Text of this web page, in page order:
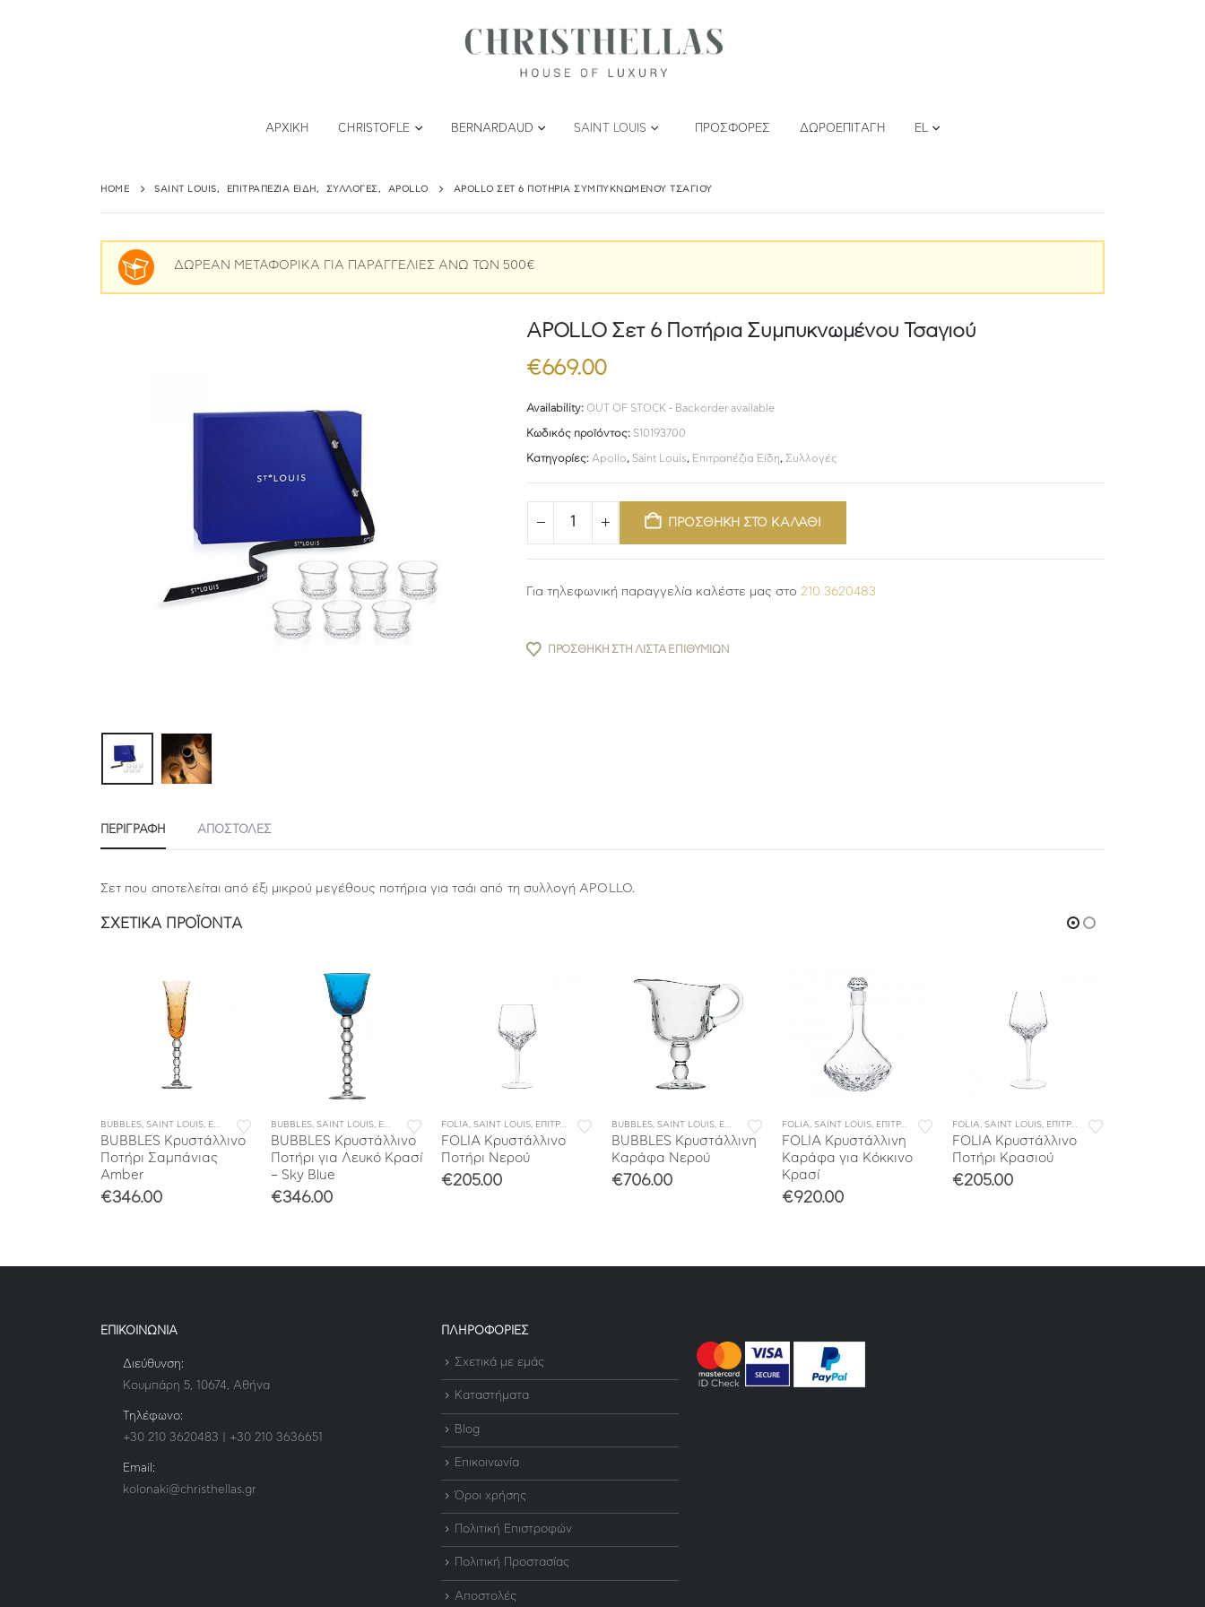
ΑΡΧΙΚΉ CHRISTOFLE BERNARDAUD SAINT LOUIS ΠΡΟΣΦΟΡΈΣ ΔΩΡΟΕΠΙΤΑΓΉ EL
HOME SAINT LOUIS, ΕΠΙΤΡΑΠΈΖΙΑ ΕΊΔΗ , ΣΥΛΛΟΓΈΣ, APOLLO APOLLO ΣΕΤ 6 ΠΟΤΉΡΙΑ ΣΥΜΠΥΚΝΩΜΈΝΟΥ ΤΣΑΓΙΟΎ
ΔΩΡΕΑΝ ΜΕΤΑΦΟΡΙΚΑ ΓΙΑ ΠΑΡΑΓΓΕΛΙΕΣ ΑΝΩ ΤΩΝ 500€
APOLLO Σετ 6 Ποτήρια Συμπυκνωμένου Τσαγιού
€669.00
Availability: OUT OF STOCK - Backorder available
Κωδικός προϊόντος: S10193700
Κατηγορίες: Apollo, Saint Louis, Επιτραπέζια Είδη, Συλλογές
ΠΡΟΣΘΗΚΗ ΣΤΟ ΚΑΛΑΘΙ
Για τηλεφωνική παραγγελία καλέστε μας στο 210 3620483
ΠΡΟΣΘΉΚΗ ΣΤΗ ΛΊΣΤΑ ΕΠΙΘΥΜΙΏΝ
ΠΕΡΙΓΡΑΦΉ ΑΠΟΣΤΟΛΕΣ
Σετ που αποτελείται από έξι μικρού μεγέθους ποτήρια για τσάι από τη συλλογή APOLLO.
ΣΧΕΤΙΚΆ ΠΡΟΪΌΝΤΑ
, ΣΥΛΛΟΓΕΣ
BUBBLES SAINT LOUIS ΕΠΙΤΡΑΠΕΖΙΑ ΕΙΔΗ , ΣΥΛΛΟΓΕΣ
BUBBLES Κρυστάλλινο
Ποτήρι Σαμπάνιας
Amber
€346.00
BUBBLES SAINT LOUIS ΕΠΙΤΡΑΠΕΖΙΑ ΕΙΔΗ ,ΣΥΛΛΟΓΕΣ
BUBBLES Κρυστάλλινο
Ποτήρι για Λευκό Κρασί
– Sky Blue
€346.00
FOLIA SAINT LOUIS ΕΠΙΤΡΑΠΕΖΙΑ ΕΙΔΗ ΣΥΛΛΟΓΕΣ
FOLIA Κρυστάλλινο
Ποτήρι Νερού
€205.00
BUBBLES SAINT LOUIS ΕΠΙΤΡΑΠΕΖΙΑ ΕΙΔΗ ,ΜΠΑΡ, ΣΥΛΛΟΓΕΣ
BUBBLES Κρυστάλλινη
Καράφα Νερού
€706.00
FOLIA SAINT LOUIS ΕΠΙΤΡΑΠΕΖΙΑ ΕΙΔΗ ,ΜΠΑΡ,ΣΥΛΛΟΓΕΣ
FOLIA Κρυστάλλινη
Καράφα για Κόκκινο
Κρασί
€920.00
FOLIA SAINT LOUIS ΕΠΙΤΡΑΠΕΖΙΑ ΕΙΔΗ
FOLIA Κρυστάλλινο
Ποτήρι Κρασιού
€205.00
ΕΠΙΚΟΙΝΩΝΙΑ
Διεύθυνση:
Κουμπάρη 5, 10674, Αθήνα
Τηλέφωνο:
+30 210 3620483 | +30 210 3636651
Email:
kolonaki@christhellas.gr
ΠΛΗΡΟΦΟΡΙΕΣ
Σχετικά με εμάς
Καταστήματα
Blog
Επικοινωνία
Όροι χρήσης
Πολιτική Επιστροφών
Πολιτική Προστασίας
Αποστολές